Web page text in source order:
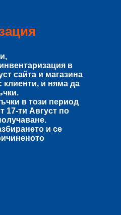
в
сайта и магазина
клиенти, и няма да
в този период
17-ти Август по
и се